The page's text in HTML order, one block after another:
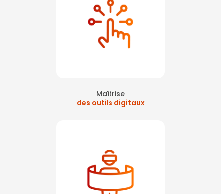
Maîtrise
des outils digitaux